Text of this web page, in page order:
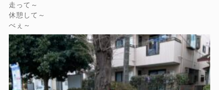
走って～
休憩して～
べぇ～